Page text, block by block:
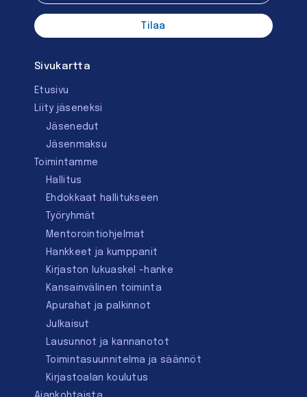
Sivukartta
Etusivu
Liity jäseneksi
Jäsenedut
Jäsenmaksu
Toimintamme
Hallitus
Ehdokkaat hallitukseen
Työryhmät
Mentorointi­ohjelmat
Hankkeet ja kumppanit
Kirjaston lukuaskel -hanke
Kansainvälinen toiminta
Apurahat ja palkinnot
Julkaisut
Lausunnot ja kannanotot
Toimintasuunnitelma ja säännöt
Kirjastoalan koulutus